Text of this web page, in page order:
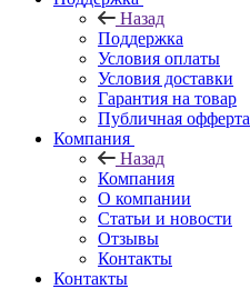
Назад
Поддержка
Условия оплаты
Условия доставки
Гарантия на товар
Публичная офферта
Компания
Назад
Компания
О компании
Статьи и новости
Отзывы
Контакты
Контакты